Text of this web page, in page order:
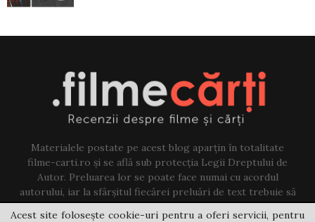
Materialele postate pe acest blog aparțin în totalitate
filme-carti.ro și se află sub protecția Legii Dreptului de
Autor. Preluarea lor se poate face numai cu acordul
autorului, iar la sfârșitul fiecărei preluări de text trebuie să
existe un link către acest blog.
Acest site folosește cookie-uri pentru a oferi servicii, pentru